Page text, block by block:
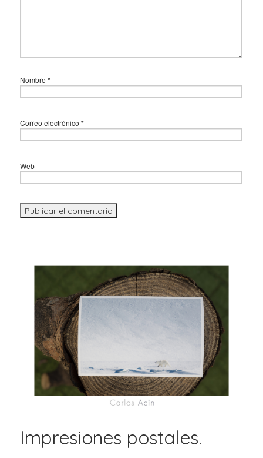
Nombre *
Correo electrónico *
Web
Impresiones postales.